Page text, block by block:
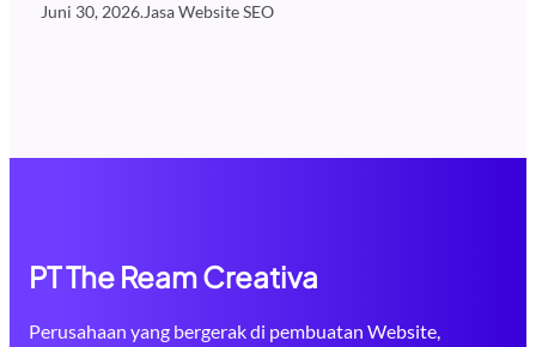
Juni 30, 2026.Jasa Website SEO
PT The Ream Creativa
Perusahaan yang bergerak di pembuatan Website,